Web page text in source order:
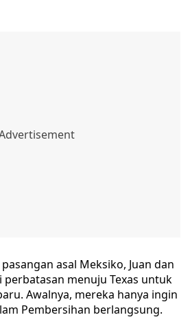
asal Meksiko, Juan dan
perbatasan menuju Texas untuk
Awalnya, mereka hanya ingin
Pembersihan berlangsung.